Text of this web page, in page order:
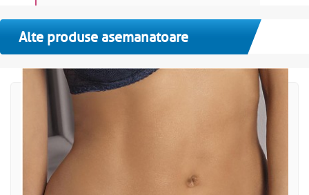
Alte produse asemanatoare